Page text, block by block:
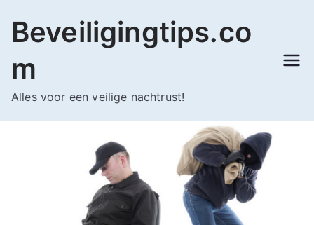
naar
inhoud
Beveiligingtips.co
m
Alles voor een veilige nachtrust!